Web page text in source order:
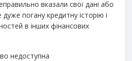
вказали свої дані або
погану кредитну історію і
в інших фінансових
недоступна